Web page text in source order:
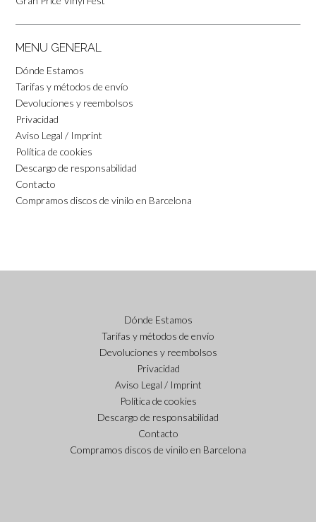
MENU GENERAL
Dónde Estamos
Tarifas y métodos de envío
Devoluciones y reembolsos
Privacidad
Aviso Legal / Imprint
Política de cookies
Descargo de responsabilidad
Contacto
Compramos discos de vinilo en Barcelona
Dónde Estamos
Tarifas y métodos de envío
Devoluciones y reembolsos
Privacidad
Aviso Legal / Imprint
Política de cookies
Descargo de responsabilidad
Contacto
Compramos discos de vinilo en Barcelona